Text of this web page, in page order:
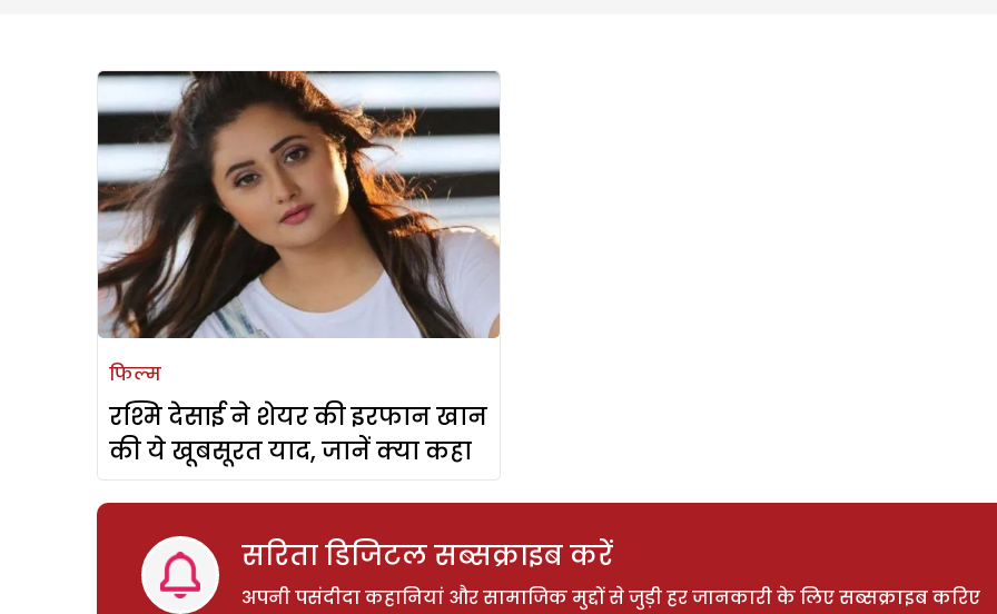
फिल्म
रश्मि देसाई ने शेयर की इरफान खान
की ये खूबसूरत याद, जानें क्या कहा
सरिता डिजिटल सब्सक्राइब करें
अपनी पसंदीदा कहानियां और सामाजिक मुद्दों से जुड़ी हर जानकारी के लिए सब्सक्राइब करिए